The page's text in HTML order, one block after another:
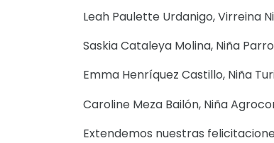
Leah Paulette Urdanigo, Virreina
Saskia Cataleya Molina, Niña
Emma Henríquez Castillo, Niña
Caroline Meza Bailón, Niña
Extendemos nuestras